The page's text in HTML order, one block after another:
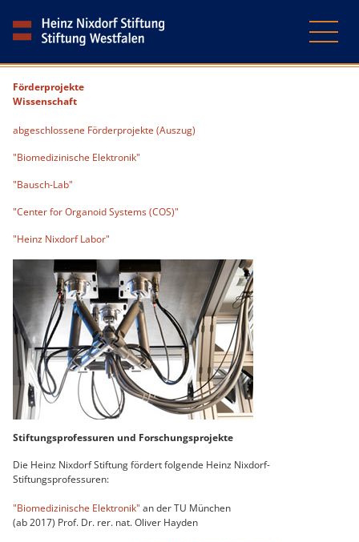
Förderprojekte
Wissenschaft
abgeschlossene Förderprojekte (Auszug)
"Biomedizinische Elektronik"
"Bausch-Lab"
"Center for Organoid Systems (COS)"
"Heinz Nixdorf Labor"
Stiftungsprofessuren und Forschungsprojekte
Die Heinz Nixdorf Stiftung fördert folgende Heinz Nixdorf-
Stiftungsprofessuren:
"Biomedizinische Elektronik" an der TU München
(ab 2017) Prof. Dr. rer. nat. Oliver Hayden